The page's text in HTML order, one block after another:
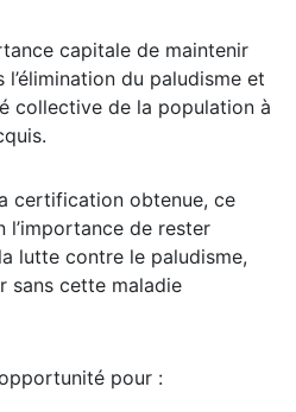
capitale de maintenir
du paludisme et
collective de la population à
certification obtenue, ce
l’importance de rester
lutte contre le paludisme,
sans cette maladie
pour :